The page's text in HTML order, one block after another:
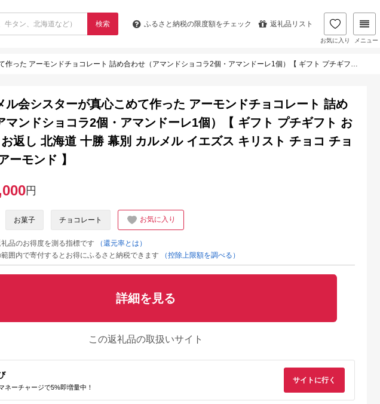
検索 ふるさと納税の限度額をチェック 返礼品リスト
お気に入り メニュー
ート 詰め合わせ（アマンドショコラ2個・アマンドーレ1個）【 ギフト プチギフト お菓子 お礼 お返し 北海道 十勝 幕別 カルメル イエズス キリスト チョコ チョコレート アーモンド 】
ル会シスターが真心こめて作った アーモンドチョコレート 詰め
マンドショコラ2個・アマンドーレ1個）【 ギフト プチギフト お
返し 北海道 十勝 幕別 カルメル イエズス キリスト チョコ チョ
ーモンド 】
円
お菓子 チョコレート お気に入り
品のお得度を測る指標です
（還元率とは）
囲内で寄付するとお得にふるさと納税できます
（控除上限額を調べる）
詳細を見る
この返礼品の取扱いサイト
ネーチャージで5%即増量中！
サイトに行く